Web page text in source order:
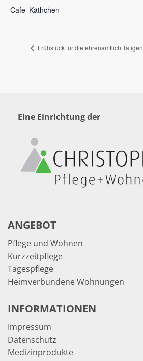
Cafe‘ Käthchen
Frühstück für die ehrenamtlich Tätigen
Eine Einrichtung der
ANGEBOT
Pflege und Wohnen
Kurzzeitpflege
Tagespflege
Heimverbundene Wohnungen
INFORMATIONEN
Impressum
Datenschutz
Medizinprodukte